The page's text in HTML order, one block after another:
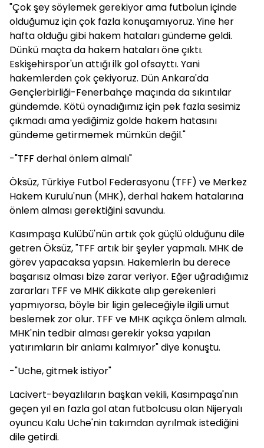
"Çok şey söylemek gerekiyor ama futbolun içinde
olduğumuz için çok fazla konuşamıyoruz. Yine her
hafta olduğu gibi hakem hataları gündeme geldi.
Dünkü maçta da hakem hataları öne çıktı.
Eskişehirspor'un attığı ilk gol ofsayttı. Yani
hakemlerden çok çekiyoruz. Dün Ankara'da
Gençlerbirliği-Fenerbahçe maçında da sıkıntılar
gündemde. Kötü oynadığımız için pek fazla sesimiz
çıkmadı ama yediğimiz golde hakem hatasını
gündeme getirmemek mümkün değil."
-"TFF derhal önlem almalı"
Öksüz, Türkiye Futbol Federasyonu (TFF) ve Merkez
Hakem Kurulu'nun (MHK), derhal hakem hatalarına
önlem alması gerektiğini savundu.
Kasımpaşa Kulübü'nün artık çok güçlü olduğunu dile
getren Öksüz, "TFF artık bir şeyler yapmalı. MHK de
görev yapacaksa yapsın. Hakemlerin bu derece
başarısız olması bize zarar veriyor. Eğer uğradığımız
zararları TFF ve MHK dikkate alıp gerekenleri
yapmıyorsa, böyle bir ligin geleceğiyle ilgili umut
beslemek zor olur. TFF ve MHK açıkça önlem almalı.
MHK'nin tedbir alması gerekir yoksa yapılan
yatırımların bir anlamı kalmıyor" diye konuştu.
-"Uche, gitmek istiyor"
Lacivert-beyazlıların başkan vekili, Kasımpaşa'nın
geçen yıl en fazla gol atan futbolcusu olan Nijeryalı
oyuncu Kalu Uche'nin takımdan ayrılmak istediğini
dile getirdi.